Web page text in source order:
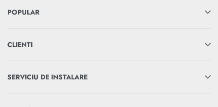
POPULAR
CLIENTI
SERVICIU DE INSTALARE